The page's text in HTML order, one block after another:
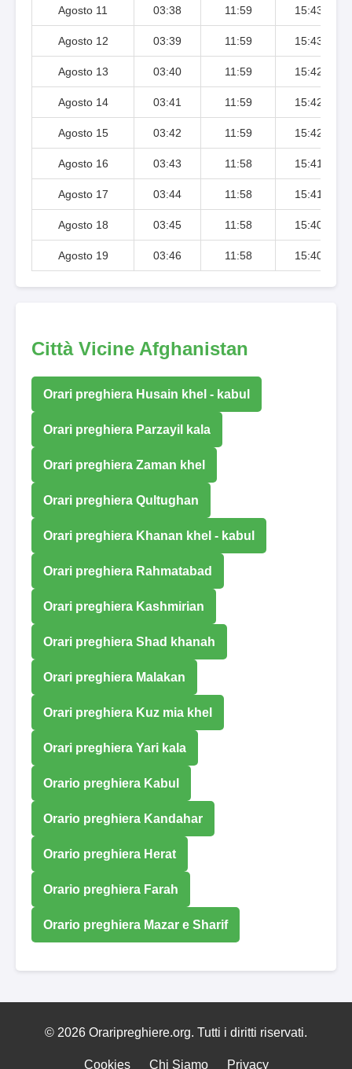
Agosto 11 03:38 11:59 15:43
Agosto 12 03:39 11:59 15:43
Agosto 13 03:40 11:59 15:42
Agosto 14 03:41 11:59 15:42
Agosto 15 03:42 11:59 15:42
Agosto 16 03:43 11:58 15:41
Agosto 17 03:44 11:58 15:41
Agosto 18 03:45 11:58 15:40
Agosto 19 03:46 11:58 15:40
Città Vicine Afghanistan
Orari preghiera Husain khel - kabul
Orari preghiera Parzayil kala
Orari preghiera Zaman khel
Orari preghiera Qultughan
Orari preghiera Khanan khel - kabul
Orari preghiera Rahmatabad
Orari preghiera Kashmirian
Orari preghiera Shad khanah
Orari preghiera Malakan
Orari preghiera Kuz mia khel
Orari preghiera Yari kala
Orario preghiera Kabul
Orario preghiera Kandahar
Orario preghiera Herat
Orario preghiera Farah
Orario preghiera Mazar e Sharif
© 2026 Oraripreghiere.org. Tutti i diritti riservati.
Cookies Chi Siamo Privacy